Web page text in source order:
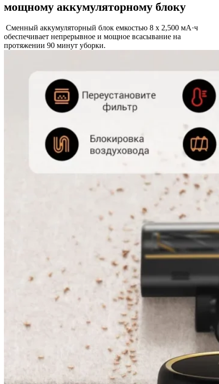
мощному аккумуляторному блоку
Сменный аккумуляторный блок емкостью 8 x 2,500 мА·ч
обеспечивает непрерывное и мощное всасывание на
протяжении 90 минут уборки.